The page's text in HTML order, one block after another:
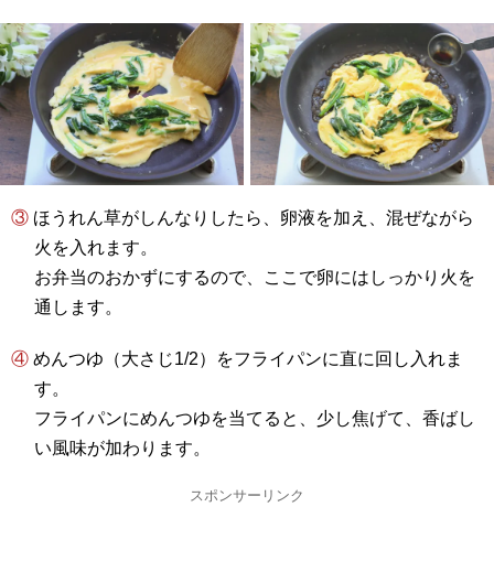
③ ほうれん草がしんなりしたら、卵液を加え、混ぜながら
火を入れます。
お弁当のおかずにするので、ここで卵にはしっかり火を
通します。
④ めんつゆ（大さじ1/2）をフライパンに直に回し入れま
す。
フライパンにめんつゆを当てると、少し焦げて、香ばし
い風味が加わります。
スポンサーリンク